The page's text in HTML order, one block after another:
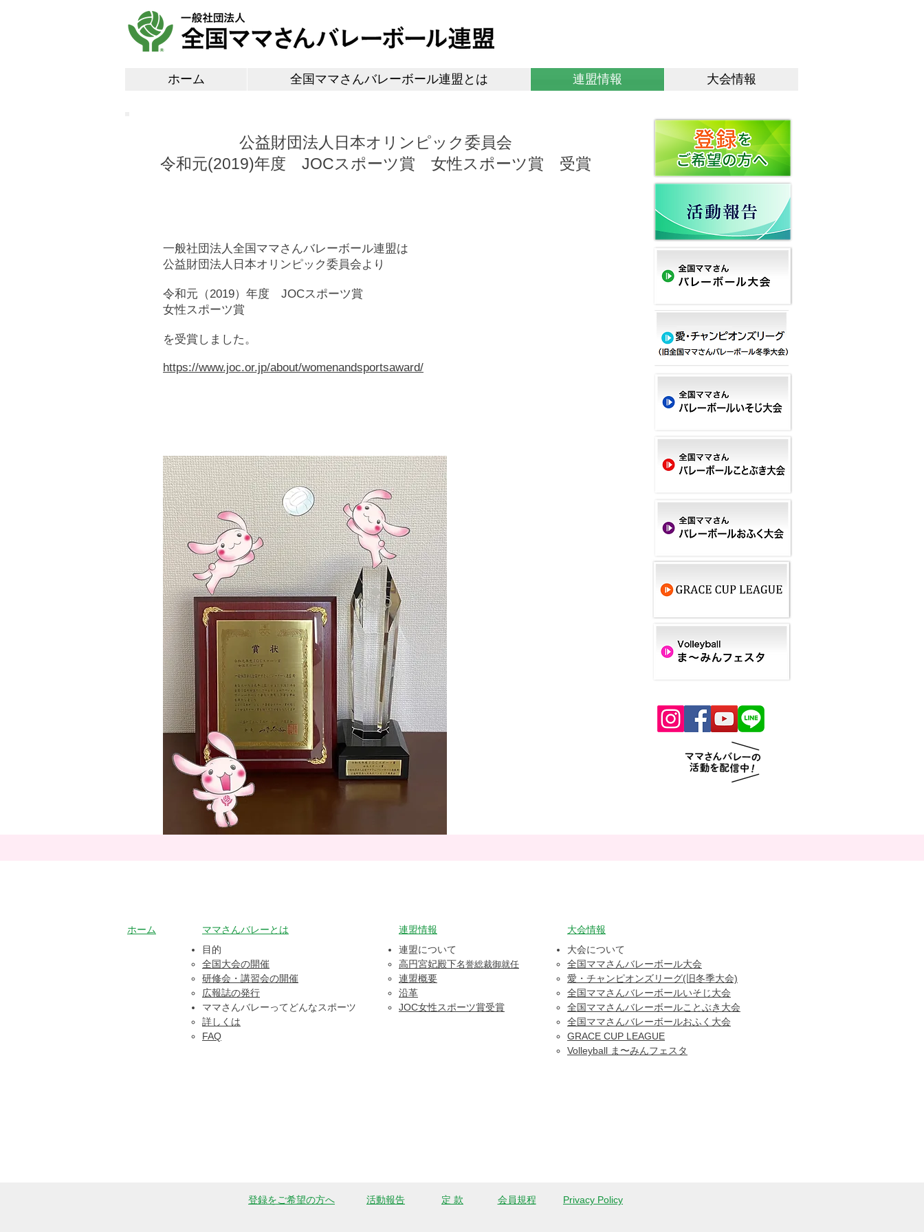
ホーム 全国ママさんバレーボール連盟とは 連盟情報 大会情報
公益財団法人日本オリンピック委員会
令和元(2019)年度 JOCスポーツ賞 女性スポーツ賞 受賞
一般社団法人全国ママさんバレーボール連盟は
公益財団法人日本オリンピック委員会より
令和元（2019）年度 JOCスポーツ賞
女性スポーツ賞
を受賞しました。
https://www.joc.or.jp/about/womenandsportsaward/
ホーム
ママさんバレーとは
目的​
全国大会の開催
研修会・講習会の開催
広報誌の発行
ママさんバレーってどんなスポーツ
詳しくは
FAQ
​連盟情報
大会情報
連盟について
​高円宮妃殿下名誉総裁御就任
連盟概要
沿革
​JOC女性スポーツ賞受賞
大会について
全国ママさんバレーボール大会
愛・チャンピオンズリーグ(旧冬季大会)
全国ママさんバレーボールいそじ大会
全国ママさんバレーボールことぶき 大会
全国ママさんバレーボールおふく大会
​​GRACE CUP LEAGUE
Volleyball ま〜みん​フェスタ
登録をご希望の方へ 活動報告 定 款 会員規程 Privacy Policy